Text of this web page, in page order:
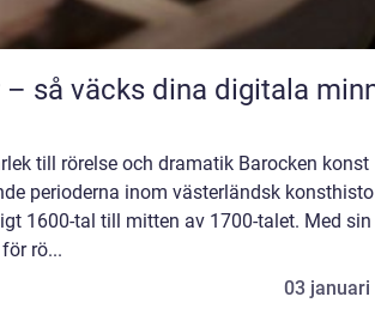
så väcks dina digitala
till rörelse och dramatik Barocken konst
perioderna inom västerländsk
1600-tal till mitten av 1700-talet. Med sin
rö...
03 januari